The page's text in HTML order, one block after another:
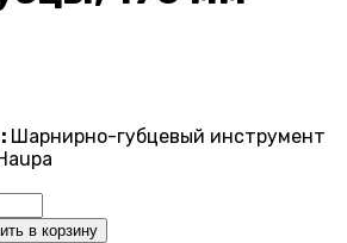
Шарнирно-губцевый инструмент